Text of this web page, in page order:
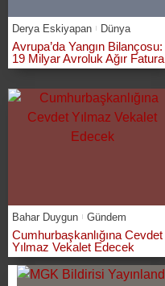
Derya Eskiyapan Dünya
Avrupa’da Yangın Bilançosu:
19 Milyar Avroluk Ağır Fatura
Bahar Duygun Gündem
Cumhurbaşkanlığına Cevdet
Yılmaz Vekalet Edecek